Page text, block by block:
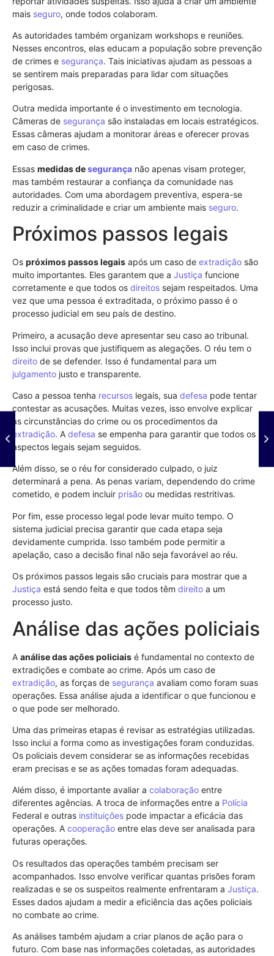
mais seguro, onde todos colaboram.
As autoridades também organizam workshops e reuniões.
Nesses encontros, elas educam a população sobre prevenção
de crimes e segurança. Tais iniciativas ajudam as pessoas a
se sentirem mais preparadas para lidar com situações
perigosas.
Outra medida importante é o investimento em tecnologia.
Câmeras de segurança são instaladas em locais estratégicos.
Essas câmeras ajudam a monitorar áreas e oferecer provas
em caso de crimes.
Essas medidas desegurança não apenas visam proteger,
mas também restaurar a confiança da comunidade nas
autoridades. Com uma abordagem preventiva, espera-se
reduzir a criminalidade e criar um ambiente mais seguro.
Próximos passos legais
Os próximos passos legais após um caso de extradição são
muito importantes. Eles garantem que a Justiça funcione
corretamente e que todos os direitos sejam respeitados. Uma
vez que uma pessoa é extraditada, o próximo passo é o
processo judicial em seu país de destino.
Primeiro, a acusação deve apresentar seu caso ao tribunal.
Isso inclui provas que justifiquem as alegações. O réu tem o
direito de se defender. Isso é fundamental para um
julgamento justo e transparente.
Caso a pessoa tenha recursos legais, sua defesa pode tentar
contestar as acusações. Muitas vezes, isso envolve explicar
as circunstâncias do crime ou os procedimentos da
extradição. A defesa se empenha para garantir que todos os
aspectos legais sejam seguidos.
Além disso, se o réu for considerado culpado, o juiz
determinará a pena. As penas variam, dependendo do crime
cometido, e podem incluir prisão ou medidas restritivas.
Por fim, esse processo legal pode levar muito tempo. O
sistema judicial precisa garantir que cada etapa seja
devidamente cumprida. Isso também pode permitir a
apelação, caso a decisão final não seja favorável ao réu.
Os próximos passos legais são cruciais para mostrar que a
Justiça está sendo feita e que todos têm direito a um
processo justo.
Análise das ações policiais
A análise das ações policiais é fundamental no contexto de
extradições e combate ao crime. Após um caso de
extradição, as forças de segurança avaliam como foram suas
operações. Essa análise ajuda a identificar o que funcionou e
o que pode ser melhorado.
Uma das primeiras etapas é revisar as estratégias utilizadas.
Isso inclui a forma como as investigações foram conduzidas.
Os policiais devem considerar se as informações recebidas
eram precisas e se as ações tomadas foram adequadas.
Além disso, é importante avaliar a colaboração entre
diferentes agências. A troca de informações entre a Polícia
Federal e outras instituições pode impactar a eficácia das
operações. A cooperação entre elas deve ser analisada para
futuras operações.
Os resultados das operações também precisam ser
acompanhados. Isso envolve verificar quantas prisões foram
realizadas e se os suspeitos realmente enfrentaram a Justiça.
Esses dados ajudam a medir a eficiência das ações policiais
no combate ao crime.
As análises também ajudam a criar planos de ação para o
futuro. Com base nas informações coletadas, as autoridades